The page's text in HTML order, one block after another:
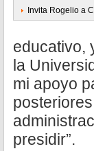
Invita Rogelio a
educativo,
la
mi apoyo
presidir”.